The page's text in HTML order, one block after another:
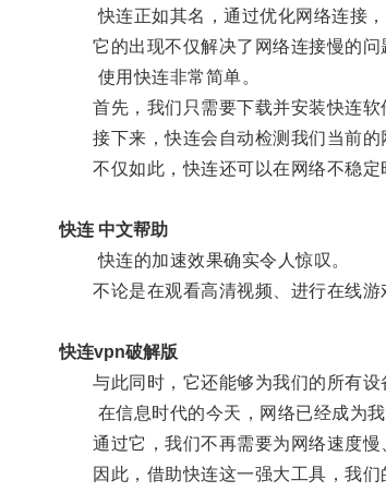
快连正如其名，通过优化网络连接，
它的出现不仅解决了网络连接慢的问
使用快连非常简单。
首先，我们只需要下载并安装快连软
接下来，快连会自动检测我们当前的
不仅如此，快连还可以在网络不稳定
快连 中文帮助
快连的加速效果确实令人惊叹。
不论是在观看高清视频、进行在线游
快连vpn破解版
与此同时，它还能够为我们的所有设
在信息时代的今天，网络已经成为我
通过它，我们不再需要为网络速度慢
因此，借助快连这一强大工具，我们